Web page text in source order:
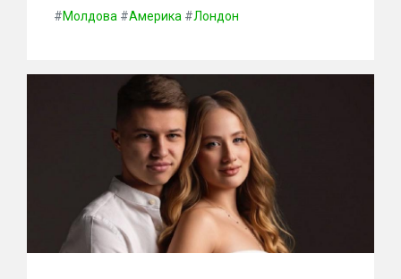
#Молдова #Америка #Лондон